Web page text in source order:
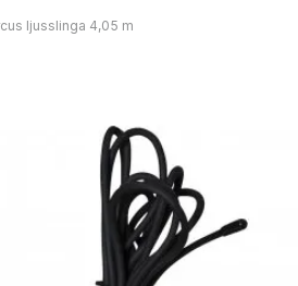
ljusslinga 4,05 m